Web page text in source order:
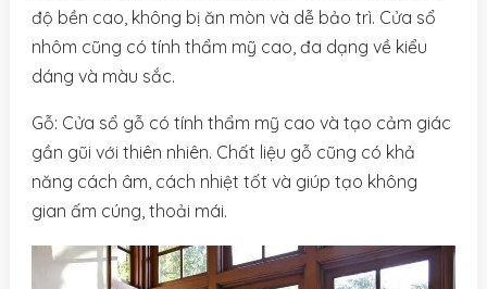
độ bền cao, không bị ăn mòn và dễ bảo trì. Cửa sổ
nhôm cũng có tính thẩm mỹ cao, đa dạng về kiểu
dáng và màu sắc.
Gỗ: Cửa sổ gỗ có tính thẩm mỹ cao và tạo cảm giác
gần gũi với thiên nhiên. Chất liệu gỗ cũng có khả
năng cách âm, cách nhiệt tốt và giúp tạo không
gian ấm cúng, thoải mái.